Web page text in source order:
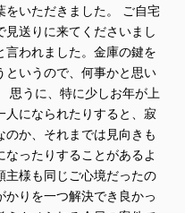
をいただきました。 ご自宅
送りに来てくださいまし
言われました。金庫の鍵を
というので、何事かと思い
思うに、特に少しお年が上
人になられたりすると、寂
のか、それまでは見向きも
なったりすることがあるよ
主様も同じご心境だったの
りを一つ解決でき良かっ